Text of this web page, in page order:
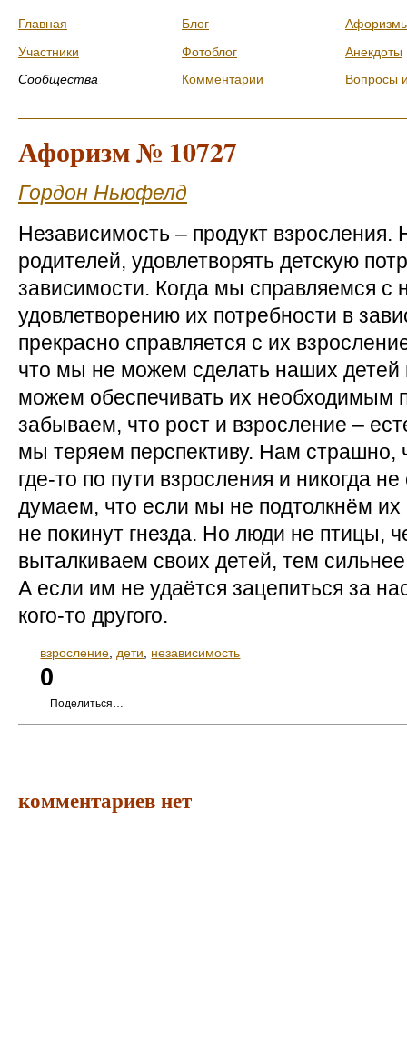
Главная
Участники
Сообщества
Блог
Фотоблог
Комментарии
Анекдоты
Вопросы
Афоризм № 10727
Гордон Ньюфелд
Независимость – продукт взросления.
родителей, удовлетворять детскую
зависимости. Когда мы справляемся с
удовлетворению их потребности в
прекрасно справляется с их
что мы не можем сделать наших
можем обеспечивать их необходимым
забываем, что рост и взросление –
мы теряем перспективу. Нам страшно,
где-то по пути взросления и никогда
думаем, что если мы не подтолкнём их
не покинут гнезда. Но люди не птицы,
выталкиваем своих детей, тем
А если им не удаётся зацепиться за
кого-то другого.
взросление,дети, независимость
0
Поделиться…
комментариев нет